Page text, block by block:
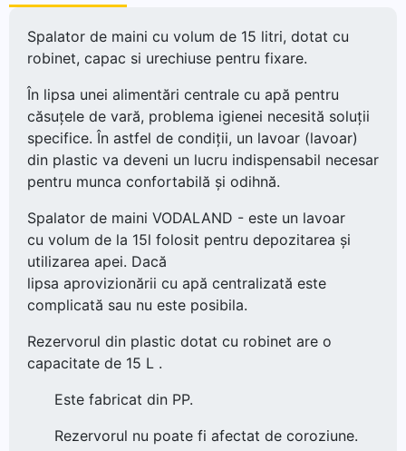
Spalator de maini cu volum de 15 litri, dotat cu
robinet, capac si urechiuse pentru fixare.
În lipsa unei alimentări centrale cu apă pentru
căsuțele de vară, problema igienei necesită soluții
specifice. În astfel de condiții, un lavoar (lavoar)
din plastic va deveni un lucru indispensabil necesar
pentru munca confortabilă și odihnă.
Spalator de maini VODALAND - este un lavoar
cu volum de la 15l folosit pentru depozitarea și
utilizarea apei. Dacă
lipsa aprovizionării cu apă centralizată este
complicată sau nu este posibila.
Rezervorul din plastic dotat cu robinet are o
capacitate de 15 L .
Este fabricat din PP.
Rezervorul nu poate fi afectat de coroziune.